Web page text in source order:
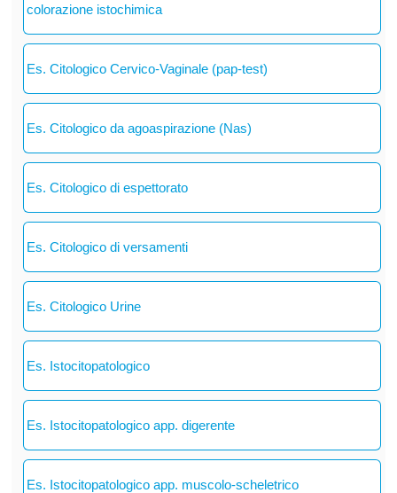
colorazione istochimica
Es. Citologico Cervico-Vaginale (pap-test)
Es. Citologico da agoaspirazione (Nas)
Es. Citologico di espettorato
Es. Citologico di versamenti
Es. Citologico Urine
Es. Istocitopatologico
Es. Istocitopatologico app. digerente
Es. Istocitopatologico app. muscolo-scheletrico